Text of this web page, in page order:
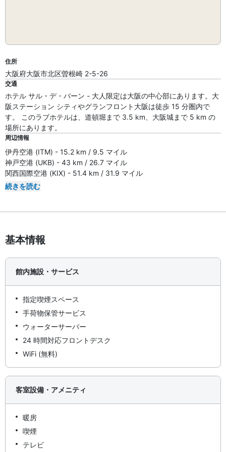
住所
大阪府大阪市北区曽根崎 2-5-26
交通
ホテル サル・デ・バーン - 大人限定は大阪の中心部にあります。大
阪ステーション シティやグランフロント大阪は徒歩 15 分圏内で
す。 このラブホテルは、道頓堀まで 3.5 km、大阪城まで 5 km の
場所にあります。
周辺情報
伊丹空港 (ITM) - 15.2 km / 9.5 マイル
神戸空港 (UKB) - 43 km / 26.7 マイル
関西国際空港 (KIX) - 51.4 km / 31.9 マイル
続きを読む
基本情報
館内施設・サービス
指定喫煙スペース
手荷物保管サービス
ウォーターサーバー
24 時間対応フロントデスク
WiFi (無料)
客室設備・アメニティ
暖房
喫煙
テレビ